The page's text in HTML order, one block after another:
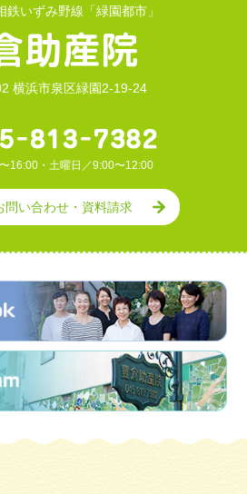
鉄いずみ野線「緑園都市」
横浜市泉区緑園2-19-24
16:00・土曜日／9:00〜12:00
問い合わせ・資料請求